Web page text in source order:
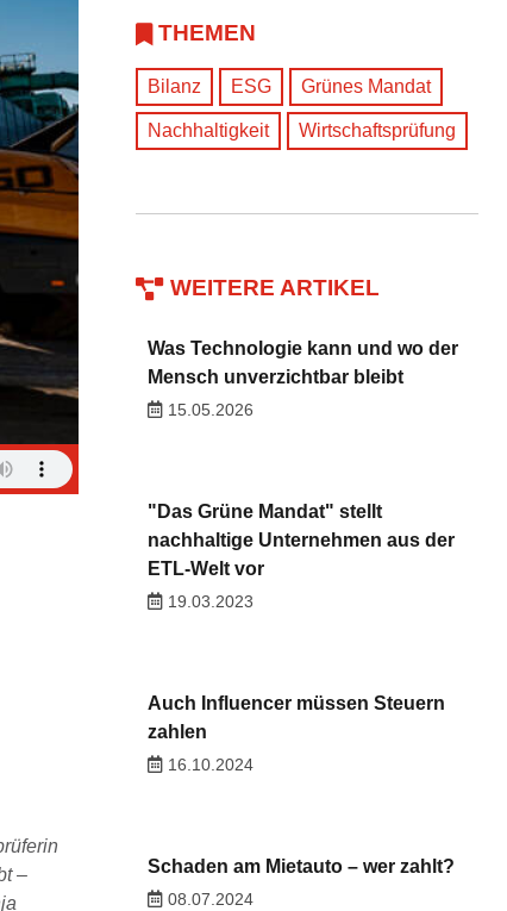
–
THEMEN
Bilanz ESG Grünes Mandat
Nachhaltigkeit Wirtschaftsprüfung
WEITERE ARTIKEL
Was Technologie kann und wo der
Mensch unverzichtbar bleibt
15.05.2026
"Das Grüne Mandat" stellt
nachhaltige Unternehmen aus der
ETL-Welt vor
19.03.2023
Auch Influencer müssen Steuern
zahlen
16.10.2024
Schaden am Mietauto – wer zahlt?
08.07.2024